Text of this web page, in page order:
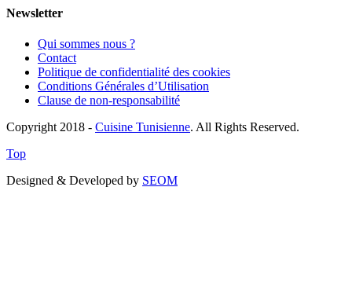
Newsletter
Qui sommes nous ?
Contact
Politique de confidentialité des cookies
Conditions Générales d’Utilisation
Clause de non-responsabilité
Copyright 2018 - Cuisine Tunisienne. All Rights Reserved.
Top
Designed & Developed by SEOM